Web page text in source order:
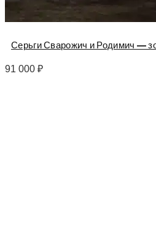
Серьги Сварожич и Родимич —
91 000 ₽